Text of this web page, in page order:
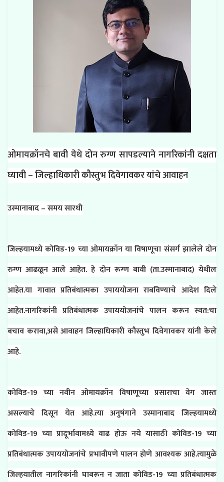
ओमायक्रॉनचे बावी येथे दोन रुग्ण सापडल्याने नागरिकांनी दक्षता
घ्यावी – जिल्हाधिकारी कौस्तुभ दिवेगावकर यांचे आवाहन
उस्मानाबाद – समय सारथी
जिल्हयामध्ये कोविड-19 च्या ओमायक्रॉन या विषाणूचा संसर्ग झालेले दोन
रुग्ण आढळून आले आहेत. हे दोन रूग्ण बावी (ता.उस्मानाबाद) येथील
आहेत.या गावात प्रतिबंधात्मका उपाययोजना राबविण्याचे आदेश दिले
आहेत.नागरिकांनी प्रतिबंधात्मक उपाययोजनांचे पालन करून स्वत:चा
बचाव करावा,असे आवाहन जिल्हाधिकारी कौस्तुभ दिवेगावकर यांनी केले
आहे.
कोविड-19 च्या नवीन ओमायक्रॉन विषाणूच्या प्रसाराचा वेग जास्त
असल्याचे दिसून येत आहे.त्या अनुषंगाने उस्मानाबाद जिल्हयामध्ये
कोविड-19 च्या प्रादूर्भावामध्ये वाढ होऊ नये यासाठी कोविड-19 च्या
प्रतिबंधात्मक उपाययोजनांचे प्रभावीपणे पालन होणे आवश्यक आहे.त्यामुळे
जिल्हयातील नागरिकांनी घाबरून न जाता कोविड-19 च्या प्रतिबंधात्मक